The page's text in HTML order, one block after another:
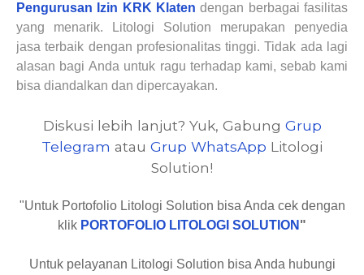
Pengurusan Izin KRK Klaten dengan berbagai fasilitas
yang menarik.
Litologi Solution merupakan penyedia
jasaterbaik dengan profesionalitas tinggi. Tidak ada lagi
alasan bagiAnda untuk ragu terhadap kami, sebab kami
bisa diandalkan dan dipercayakan.
Diskusi lebih lanjut? Yuk, Gabung Grup
Telegram atau Grup WhatsApp Litologi
Solution!
"Untuk Portofolio Litologi Solution bisa Anda cek dengan
klik PORTOFOLIO LITOLOGI SOLUTION "
Untuk pelayanan Litologi Solution bisa Anda hubungi